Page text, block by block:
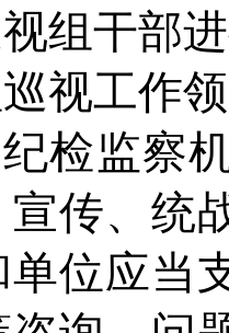
视组干部
巡视工作
纪检监察
宣传、统
位应当